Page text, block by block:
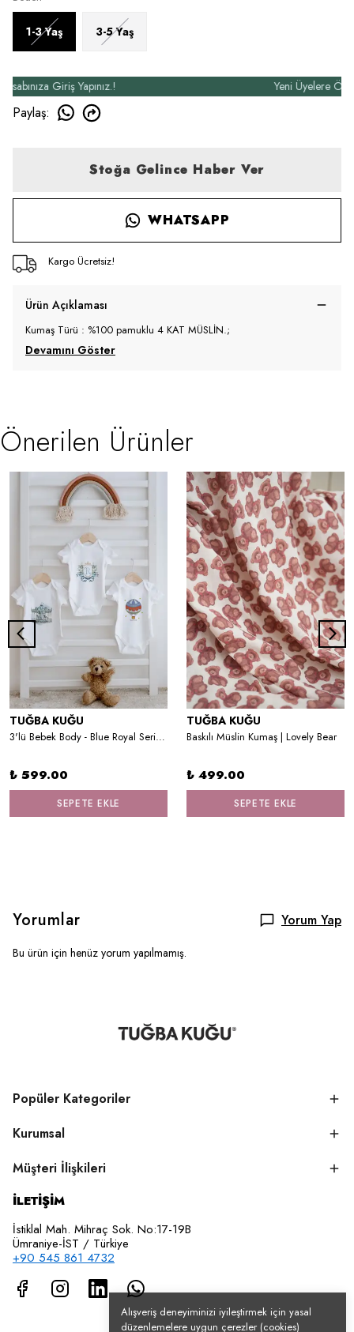
Alışveriş deneyiminizi iyileştirmek için yasal
düzenlemelere uygun çerezler (cookies)
1-3 Yaş 3-5 Yaş
Giriş Yapınız.! Yeni Üyelere Özel
Paylaş:
Stoğa Gelince Haber Ver
WHATSAPP
Kargo Ücretsiz!
Ürün Açıklaması
Kumaş Türü : %100 pamuklu 4 KAT MÜSLİN.;
Devamını Göster
Önerilen Ürünler
TUĞBA KUĞU
3'lü Bebek Body - Blue Royal Series - R Harfi
₺ 599.00
SEPETE EKLE
TUĞBA KUĞU
Baskılı Müslin Kumaş | Lovely Bear
₺ 499.00
SEPETE EKLE
Yorumlar Yorum Yap
Bu ürün için henüz yorum yapılmamış.
Popüler Kategoriler
Kurumsal
Müşteri İlişkileri
İLETİŞİM
İstiklal Mah. Mihraç Sok. No:17-19B
Ümraniye-İST / Türkiye
+90 545 861 4732